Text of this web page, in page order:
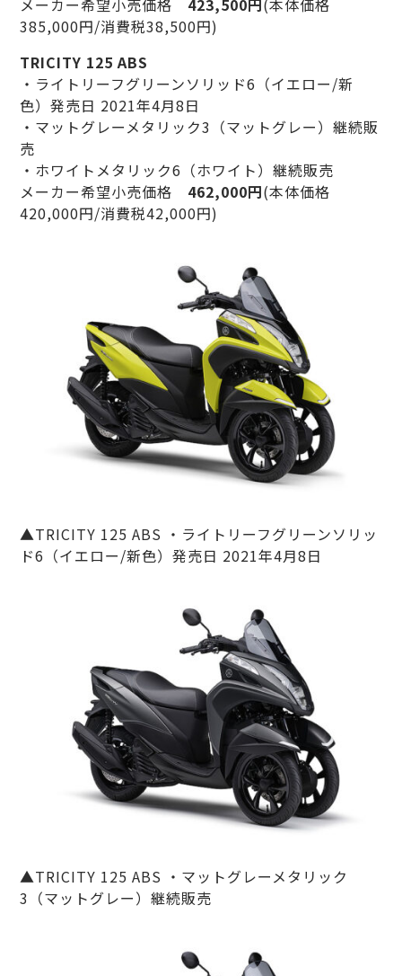
385,000円/消費税38,500円)
TRICITY 125 ABS
・ライトリーフグリーンソリッド6（イエロー/新
色）発売日 2021年4月8日
・マットグレーメタリック3（マットグレー）継続販
売
・ホワイトメタリック6（ホワイト）継続販売
メーカー希望小売価格 462,000円(本体価格
420,000円/消費税42,000円)
▲TRICITY 125 ABS ・ライトリーフグリーンソリッ
ド6（イエロー/新色）発売日 2021年4月8日
▲TRICITY 125 ABS ・マットグレーメタリック
3（マットグレー）継続販売